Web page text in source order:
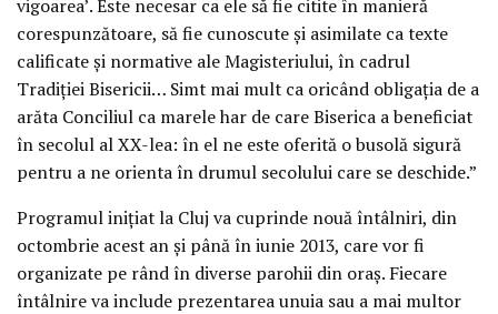
vigoarea’. Este necesar ca ele să fie citite în manieră
corespunzătoare, să fie cunoscute şi asimilate ca texte
calificate şi normative ale Magisteriului, în cadrul
Tradiţiei Bisericii… Simt mai mult ca oricând obligaţia de a
arăta Conciliul ca marele har de care Biserica a beneficiat
în secolul al XX-lea: în el ne este oferită o busolă sigură
pentru a ne orienta în drumul secolului care se deschide.”
Programul iniţiat la Cluj va cuprinde nouă întâlniri, din
octombrie acest an şi până în iunie 2013, care vor fi
organizate pe rând în diverse parohii din oraş. Fiecare
întâlnire va include prezentarea unuia sau a mai multor